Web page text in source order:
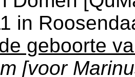
in
geboorte
[voor